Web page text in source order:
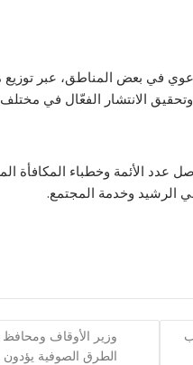
في بعض المناطق، عبر توزيع
الانتشار الفعّال في
الرشيد وخدمة المجتمع.
وزير الأوقاف
الطرق الصوفية